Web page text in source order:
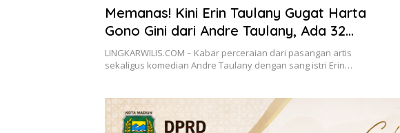
Memanas! Kini Erin Taulany Gugat Harta
Gono Gini dari Andre Taulany, Ada 32
Poin Gugatan
LINGKARWILIS.COM – Kabar perceraian dari pasangan artis
sekaligus komedian Andre Taulany dengan sang istri Erin…